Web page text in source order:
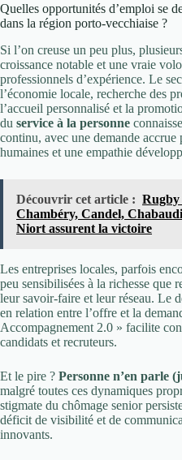
Quelles opportunités d’emploi se
dans la région porto-vecchiaise ?
Si l’on creuse un peu plus,
croissance notable et une vraie
professionnels d’expérience. Le
l’économie locale, recherche des
l’accueil personnalisé et la
du service à la personne
continu, avec une demande accrue
humaines et une empathie
Découvrir cet article : Rugby
Chambéry, Candel,
Niort assurent la victoire
Les entreprises locales, parfois
peu sensibilisées à la richesse que
leur savoir-faire et leur réseau. Le
en relation entre l’offre et la
Accompagnement 2.0 » facilite
candidats et recruteurs.
Et le pire ? Personne n’en parle
malgré toutes ces dynamiques
stigmate du chômage senior
déficit de visibilité et de
innovants.